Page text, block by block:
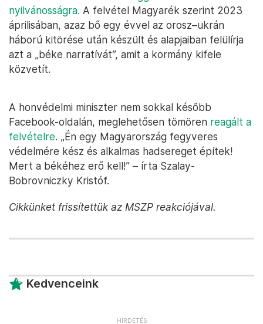
nyilvánosságra. A felvétel Magyarék szerint 2023
áprilisában, azaz bő egy évvel az orosz–ukrán
háború kitörése után készült és alapjaiban felülírja
azt a „béke narratívát”, amit a kormány kifele
közvetít.
A honvédelmi miniszter nem sokkal később
Facebook-oldalán, meglehetősen tömören reagált a
felvételre. „Én egy Magyarország fegyveres
védelmére kész és alkalmas hadsereget építek!
Mert a békéhez erő kell!” – írta Szalay-
Bobrovniczky Kristóf.
Cikkünket frissítettük az MSZP reakciójával.
Kedvenceink